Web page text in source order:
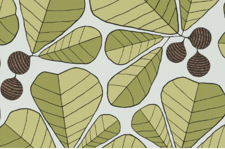
Forums
Meetups